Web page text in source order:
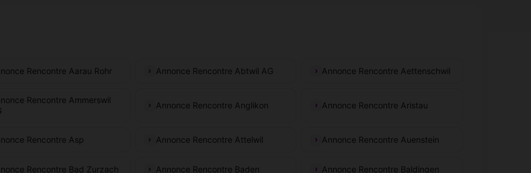
Rencontre Aarau Rohr Annonce Rencontre Abtwil AG Annonce Rencontre Aettenschwil
Rencontre Ammerswil
Annonce Rencontre Anglikon Annonce Rencontre Aristau
Rencontre Asp Annonce Rencontre Attelwil Annonce Rencontre Auenstein
Rencontre Bad Zurzach Annonce Rencontre Baden Annonce Rencontre Baldingen